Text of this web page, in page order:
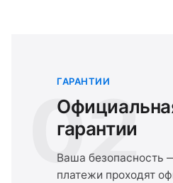
02
ГАРАНТИИ
гарантии
Ваша безопасность
платежи проходят